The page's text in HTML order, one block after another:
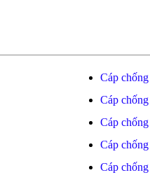
Cáp
Cáp
Cáp
Cáp
Cáp